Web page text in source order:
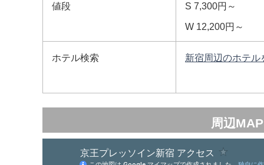
値段 S 7,300円～
W 12,200円～
ホテル検索 新宿周辺のホテル
周辺MAP